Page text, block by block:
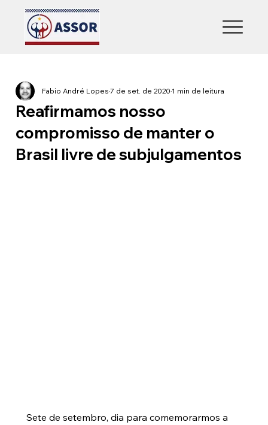
Reafirmamos nosso
compromisso de manter o
Brasil livre de subjulgamentos
Fabio André Lopes7 de set. de 20201 min de leitura
Sete de setembro, dia para comemorarmos a